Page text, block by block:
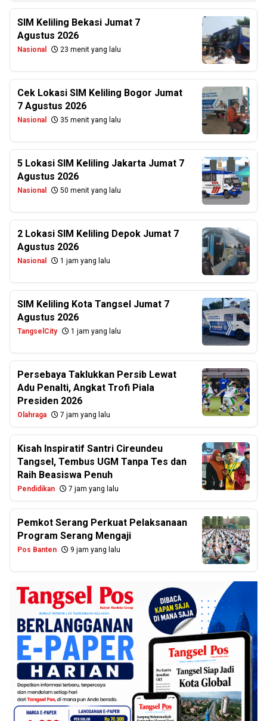
SIM Keliling Bekasi Jumat 7
Agustus 2026
Nasional 23 menit yang lalu
Cek Lokasi SIM Keliling Bogor Jumat
7 Agustus 2026
Nasional 35 menit yang lalu
5 Lokasi SIM Keliling Jakarta Jumat 7
Agustus 2026
Nasional 50 menit yang lalu
2 Lokasi SIM Keliling Depok Jumat 7
Agustus 2026
Nasional 1 jam yang lalu
SIM Keliling Kota Tangsel Jumat 7
Agustus 2026
TangselCity 1 jam yang lalu
Persebaya Taklukkan Persib Lewat
Adu Penalti, Angkat Trofi Piala
Presiden 2026
Olahraga 7 jam yang lalu
Kisah Inspiratif Santri Cireundeu
Tangsel, Tembus UGM Tanpa Tes dan
Raih Beasiswa Penuh
Pendidikan 7 jam yang lalu
Pemkot Serang Perkuat Pelaksanaan
Program Serang Mengaji
Pos Banten 9 jam yang lalu